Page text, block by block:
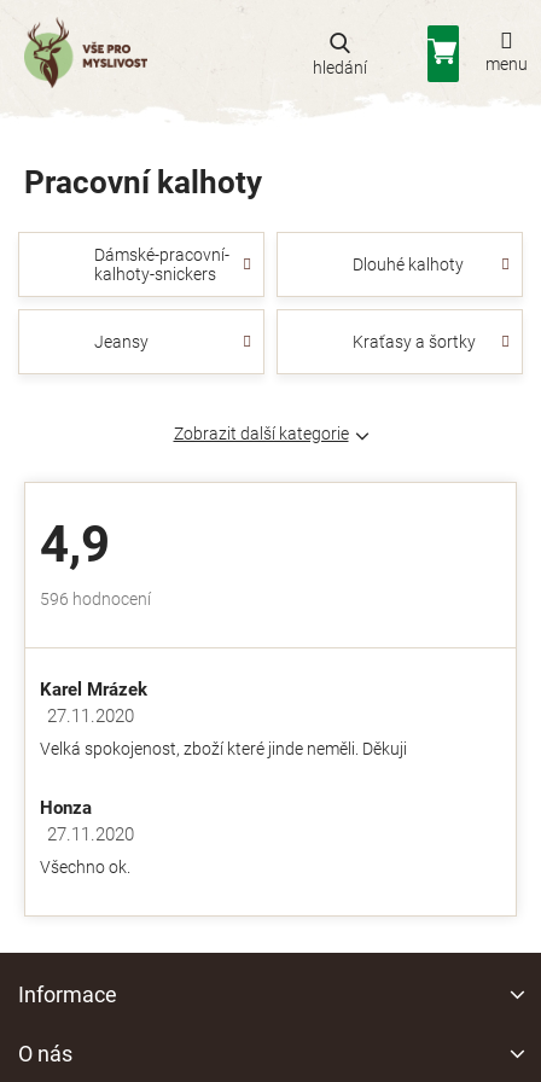
obsah
Nákupní
košík
Pracovní kalhoty
Dámské-pracovní-
kalhoty-snickers
Dlouhé kalhoty
Jeansy Kraťasy a šortky
Zobrazit další kategorie
4,9
Průměrné
obchodu
4,9
hvězdiček.
596 hodnocení
Karel Mrázek
Hodnocení obchodu je 5 z 5 hvězdiček.
27.11.2020
Velká spokojenost, zboží které jinde neměli. Děkuji
Honza
Hodnocení obchodu je 5 z 5 hvězdiček.
27.11.2020
Všechno ok.
Informace
O nás